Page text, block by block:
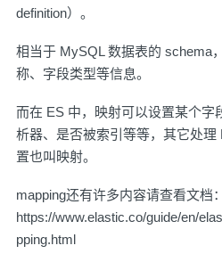
definition）。
相当于 MySQL 数据表的 schema
称、字段类型等信息。
而在 ES 中，映射可以设置某个字
析器、是否被索引等等，其它处
置也叫映射。
mapping还有许多内容请查看文档：
https://www.elastic.co/guide/en/
pping.html